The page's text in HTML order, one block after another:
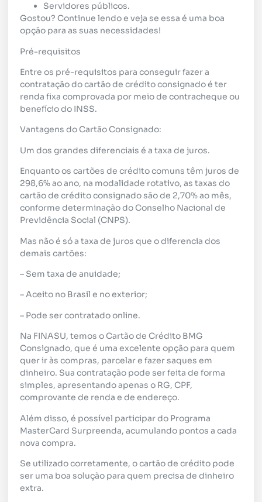
Servidores públicos.
Gostou? Continue lendo e veja se essa é uma boa
opção para as suas necessidades!
Pré-requisitos
Entre os pré-requisitos para conseguir fazer a
contratação do cartão de crédito consignado é ter
renda fixa comprovada por meio de contracheque ou
benefício do INSS.
Vantagens do Cartão Consignado:
Um dos grandes diferenciais é a taxa de juros.
Enquanto os cartões de crédito comuns têm juros de
298,6% ao ano, na modalidade rotativo, as taxas do
cartão de crédito consignado são de 2,70% ao mês,
conforme determinação do Conselho Nacional de
Previdência Social (CNPS).
Mas não é só a taxa de juros que o diferencia dos
demais cartões:
– Sem taxa de anuidade;
– Aceito no Brasil e no exterior;
– Pode ser contratado online.
Na FINASU, temos o Cartão de Crédito BMG
Consignado, que é uma excelente opção para quem
quer ir às compras, parcelar e fazer saques em
dinheiro. Sua contratação pode ser feita de forma
simples, apresentando apenas o RG, CPF,
comprovante de renda e de endereço.
Além disso, é possível participar do Programa
MasterCard Surpreenda, acumulando pontos a cada
nova compra.
Se utilizado corretamente, o cartão de crédito pode
ser uma boa solução para quem precisa de dinheiro
extra.